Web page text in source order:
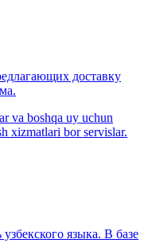
доставку
va boshqa uy uchun
xizmatlari bor servislar.
языка. В базе